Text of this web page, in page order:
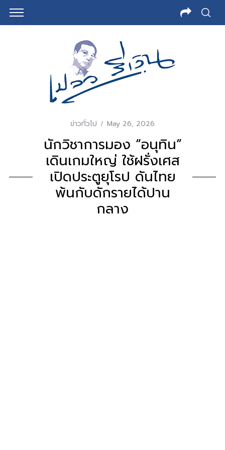
ข่าวทั่วไป May 26, 2026
นักวิชาการมอง “อนุทิน”
เดินเกมใหญ่ ใช้ฝรั่งเศส
เปิดประตูยุโรป ดันไทย
พ้นกับดักรายได้ปาน
กลาง